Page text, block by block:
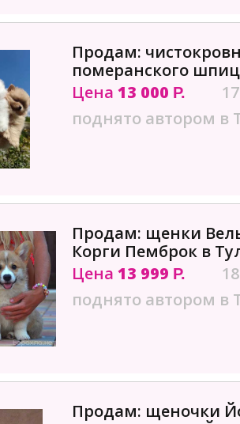
Продам:
померанского
Цена 13 000 Р.
поднято автором в
Продам: щенки
Корги Пемброк в
Цена 13 999 Р.
поднято автором в
Продам: щеночки